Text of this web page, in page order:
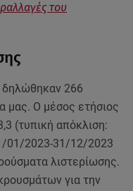
του
δηλώθηκαν 266
μας. Ο μέσος ετήσιος
(τυπική απόκλιση:
01/2023-31/12/2023
λιστερίωσης.
για την